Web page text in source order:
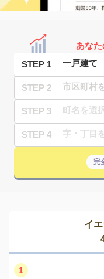
あな
STEP 1
STEP 2
STEP 3
STEP 4
完
イ
1